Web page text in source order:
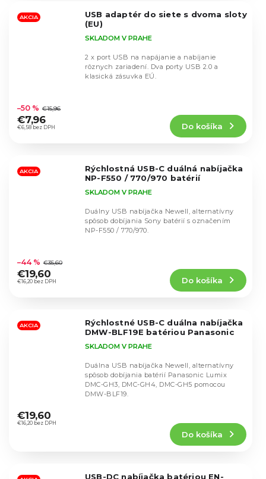
hviezdičiek.
AKCIA
USB adaptér do siete s dvoma sloty
(EU)
hodnotenie
produktu
je
hviezdičiek.
SKLADOM V PRAHE
€6,58 bez DPH
–50 % €15,96
€7,96
Do košíka
2 x port USB na napájanie a nabíjanie
rôznych zariadení. Dva porty USB 2.0 a
klasická zásuvka EÚ.
AKCIA
Rýchlostná USB-C duálná nabíjačka
NP-F550 / 770/970 batérií
hodnotenie
produktu
je
hviezdičiek.
SKLADOM V PRAHE
€16,20 bez DPH
–44 % €35,60
€19,60
Do košíka
Duálny USB nabíjačka Newell, alternatívny
spôsob dobíjania Sony batérií s označením
NP-F550 / 770/970.
AKCIA
Rýchlostné USB-C duálna nabíjačka
DMW-BLF19E batériou Panasonic
hodnotenie
produktu
SKLADOM V PRAHE
€16,20 bez DPH
€19,60
Do košíka
Duálna USB nabíjačka Newell, alternatívny
spôsob dobíjania batérií Panasonic Lumix
DMC-GH3, DMC-GH4, DMC-GH5 pomocou
DMW-BLF19.
USB-DC nabíjačka batériou EN-